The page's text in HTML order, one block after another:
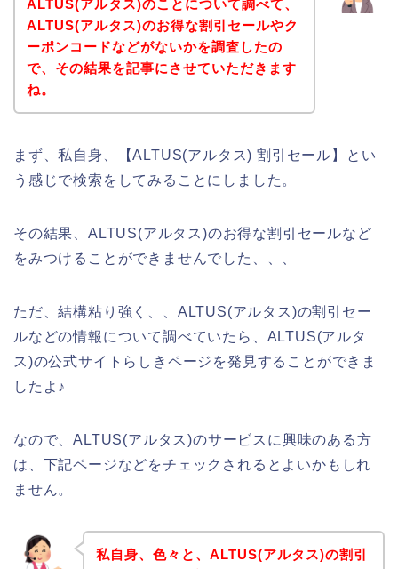
ALTUS(アルタス)のことについて調べて、
ALTUS(アルタス)のお得な割引セールやク
ーポンコードなどがないかを調査したの
で、その結果を記事にさせていただきます
ね。
まず、私自身、【ALTUS(アルタス) 割引セール】とい
う感じで検索をしてみることにしました。
その結果、ALTUS(アルタス)のお得な割引セールなど
をみつけることができませんでした、、、
ただ、結構粘り強く、、ALTUS(アルタス)の割引セー
ルなどの情報について調べていたら、ALTUS(アルタ
ス)の公式サイトらしきページを発見することができま
したよ♪
なので、ALTUS(アルタス)のサービスに興味のある方
は、下記ページなどをチェックされるとよいかもしれ
ません。
私自身、色々と、ALTUS(アルタス)の割引